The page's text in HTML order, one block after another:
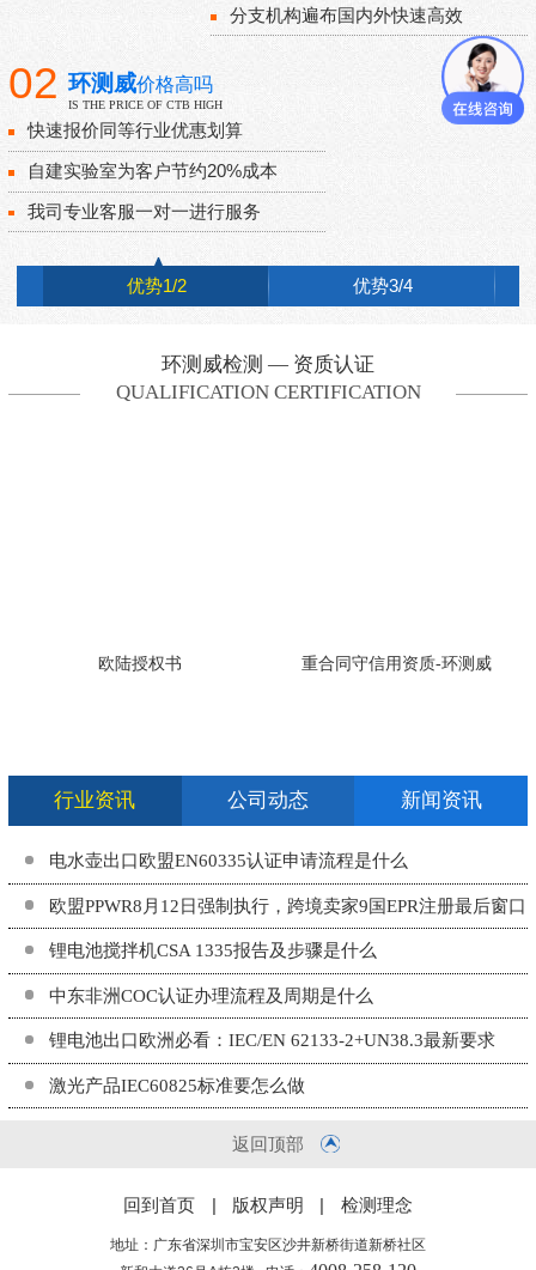
分支机构遍布国内外快速高效
02 环测威价格高吗
IS THE PRICE OF CTB HIGH
快速报价同等行业优惠划算
自建实验室为客户节约20%成本
我司专业客服一对一进行服务
优势1/2 优势3/4
环测威检测 — 资质认证
QUALIFICATION CERTIFICATION
欧陆授权书 重合同守信用资质-环测威
行业资讯 公司动态 新闻资讯
电水壶出口欧盟EN60335认证申请流程是什么
欧盟PPWR8月12日强制执行，跨境卖家9国EPR注册最后窗口
期
锂电池搅拌机CSA 1335报告及步骤是什么
中东非洲COC认证办理流程及周期是什么
锂电池出口欧洲必看：IEC/EN 62133-2+UN38.3最新要求
激光产品IEC60825标准要怎么做
返回顶部
回到首页 版权声明 检测理念
地址：广东省深圳市宝安区沙井新桥街道新桥社区